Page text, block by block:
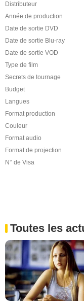
Distributeur
Année de production
Date de sortie DVD
Date de sortie Blu-ray
Date de sortie VOD
Type de film
Secrets de tournage
Budget
Langues
Format production
Couleur
Format audio
Format de projection
N° de Visa
Toutes les